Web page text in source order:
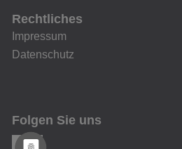
Rechtliches
Impressum
Datenschutz
Folgen Sie uns